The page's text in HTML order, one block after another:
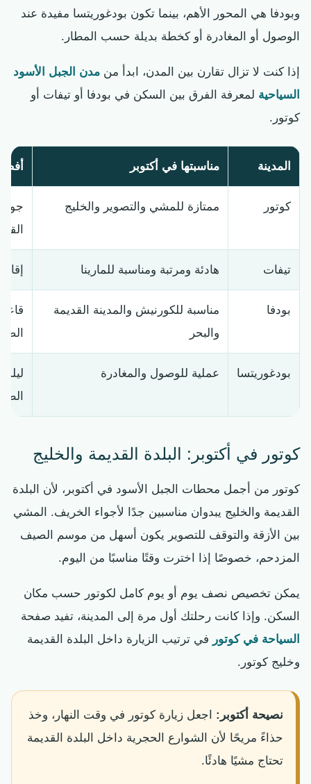
وبودفا هي المحور الأهم، بينما تكون بودغوريتسا مفيدة عند
الوصول أو المغادرة أو كخطة بديلة حسب المطار.
إذا كنت لا تزال تقارن بين المدن، ابدأ من مدن الجبل الأسود
السياحية لمعرفة الفرق بين السكن في بودفا أو تيفات أو
كوتور.
المدينة مناسبتها في أكتوبر
كوتور ممتازة للمشي والتصوير والخليج
تيفات هادئة ومرتبة ومناسبة للمارينا
بودفا
مناسبة للكورنيش والمدينة القديمة
والبحر
بودغوريتسا عملية للوصول والمغادرة
كوتور في أكتوبر: البلدة القديمة والخليج
كوتور من أجمل محطات الجبل الأسود في أكتوبر، لأن البلدة
القديمة والخليج يبدوان مناسبين جدًا لأجواء الخريف. المشي
بين الأزقة والتوقف للتصوير يكون أسهل من موسم الصيف
المزدحم، خصوصًا إذا اخترت وقتًا مناسبًا من اليوم.
يمكن تخصيص نصف يوم أو يوم كامل لكوتور حسب مكان
السكن. وإذا كانت رحلتك أول مرة إلى المدينة، تفيد صفحة
السياحة في كوتور في ترتيب الزيارة داخل البلدة القديمة
وخليج كوتور.
نصيحة أكتوبر: اجعل زيارة كوتور في وقت النهار، وخذ
حذاءً مريحًا لأن الشوارع الحجرية داخل البلدة القديمة
تحتاج مشيًا هادئًا.